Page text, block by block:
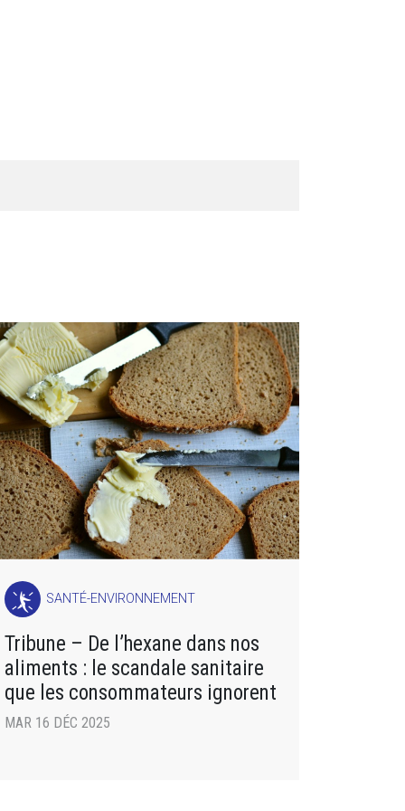
SANTÉ-ENVIRONNEMENT
Tribune – De l’hexane dans nos
aliments : le scandale sanitaire
que les consommateurs ignorent
MAR 16 DÉC 2025